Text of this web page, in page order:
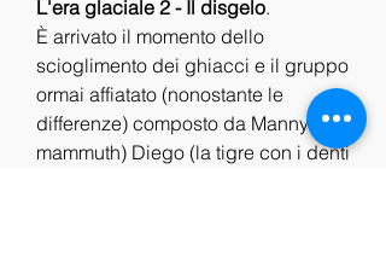
L'era glaciale 2 - Il disgelo.
È arrivato il momento dello
scioglimento dei ghiacci e il gruppo
ormai affiatato (nonostante le
differenze) composto da Manny (il
mammuth) Diego (la tigre con i denti